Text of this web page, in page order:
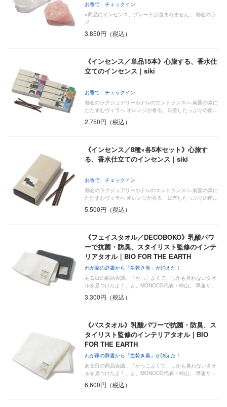
お香で、チェックイン
※商品にインセンス、プレートは含まれません。 都会のラ
グ
3,850円（税込）
《インセンス／単品15本》心旅する、香水仕
立てのインセンス｜siki
お香で、チェックイン
都会のラグジュアリーホテルのエントランスへ 南国の森に
たたずむヴィラへ オレンジが香る、日差したっぷりの南…
2,750円（税込）
《インセンス／8種×各5本セット》心旅す
る、香水仕立てのインセンス｜siki
お香で、チェックイン
都会のラグジュアリーホテルのエントランスへ 南国の森に
たたずむヴィラへ オレンジが香る、日差したっぷりの南…
5,500円（税込）
《フェイスタオル／DECOBOKO》乳酸パワ
ーで抗菌・防臭、スタイリスト監修のインテ
リアタオル｜BIO FOR THE EARTH
わが家の辞書から「生乾き臭」が消えた！
ある日の商品会議。「かっこよくて、しかも臭わないタオ
ルを見つけたよ！」と、MONOCO代表・柿山。 早速サ…
3,300円（税込）
《バスタオル》乳酸パワーで抗菌・防臭、ス
タイリスト監修のインテリアタオル｜BIO
FOR THE EARTH
わが家の辞書から「生乾き臭」が消えた！
ある日の商品会議。「かっこよくて、しかも臭わないタオ
ルを見つけたよ！」と、MONOCO代表・柿山。 早速サ…
6,600円（税込）